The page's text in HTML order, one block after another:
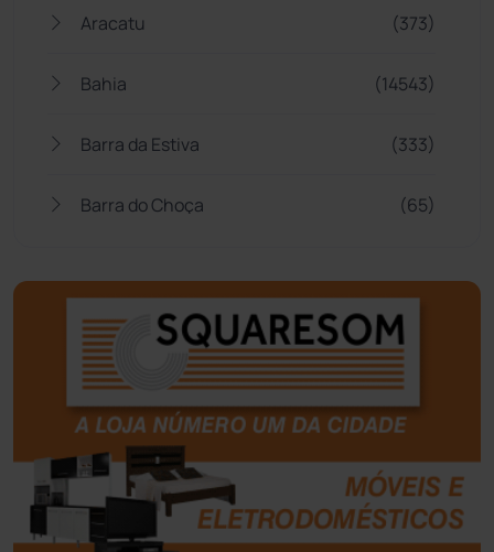
Aracatu (373)
Bahia (14543)
Barra da Estiva (333)
Barra do Choça (65)
Bom Jesus da Lapa (505)
Boquira (152)
Botuporã
Brasil (7679)